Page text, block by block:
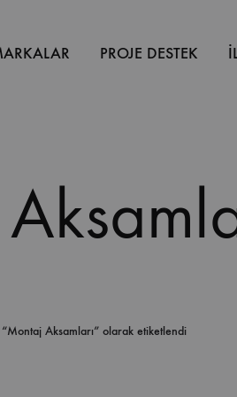
PROJE DESTEK
Aksamları” olarak etiketlendi